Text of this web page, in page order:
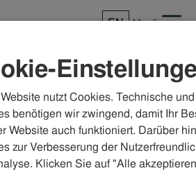
EN Menü
nutzt Cookies. Technische
benötigen wir zwingend, damit Ihr
Website auch funktioniert. Darüber
zur Verbesserung der
Klicken Sie auf "Alle